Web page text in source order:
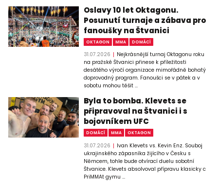
Oslavy 10 let Oktagonu.
Posunutí turnaje a zábava pro
fanoušky na Štvanici
OKTAGON MMA DOMÁCÍ
31.07.2026
Nejkrásnější turnaj Oktagonu roku
na pražské Štvanici přinese k příležitosti
desátého výročí organizace mimořádně bohatý
doprovodný program. Fanoušci se v pátek a v
sobotu mohou těšit ...
Byla to bomba. Klevets se
připravoval na Štvanici i s
bojovníkem UFC
DOMÁCÍ MMA OKTAGON
31.07.2026
Ivan Klevets vs. Kevin Enz. Souboj
ukrajinského zápasníka žijícího v Česku s
Němcem, tohle bude otvírací duelu sobotní
Štvanice. Klevets absolvoval přípravu klasicky c
PriMMAt gymu ...